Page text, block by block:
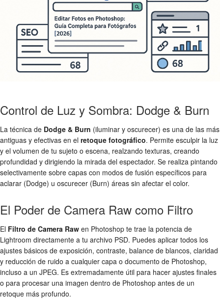
Control de Luz y Sombra: Dodge & Burn
La técnica de Dodge & Burn (iluminar y oscurecer) es una de las más
antiguas y efectivas en el retoque fotográfico. Permite esculpir la luz
y el volumen de tu sujeto o escena, realzando texturas, creando
profundidad y dirigiendo la mirada del espectador. Se realiza pintando
selectivamente sobre capas con modos de fusión específicos para
aclarar (Dodge) u oscurecer (Burn) áreas sin afectar el color.
El Poder de Camera Raw como Filtro
El Filtro de Camera Raw en Photoshop te trae la potencia de
Lightroom directamente a tu archivo PSD. Puedes aplicar todos los
ajustes básicos de exposición, contraste, balance de blancos, claridad
y reducción de ruido a cualquier capa o documento de Photoshop,
incluso a un JPEG. Es extremadamente útil para hacer ajustes finales
o para procesar una imagen dentro de Photoshop antes de un
retoque más profundo.